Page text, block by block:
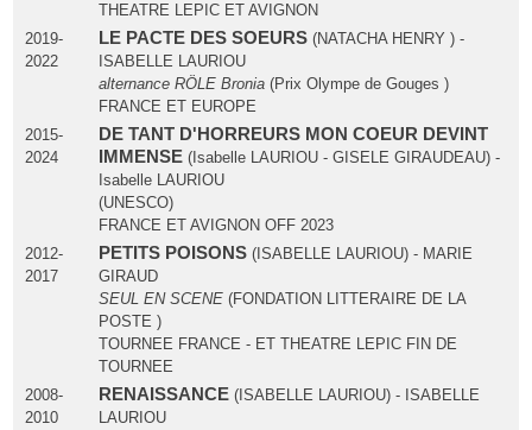
THEATRE LEPIC ET AVIGNON
2019-
2022
LE PACTE DES SOEURS(NATACHA HENRY ) -
ISABELLE LAURIOU
alternance RÖLE Bronia(Prix Olympe de Gouges )
FRANCE ET EUROPE
2015-
2024
DE TANT D'HORREURS MON COEUR DEVINT
IMMENSE(Isabelle LAURIOU - GISELE GIRAUDEAU) -
Isabelle LAURIOU
(UNESCO)
FRANCE ET AVIGNON OFF 2023
2012-
2017
PETITS POISONS(ISABELLE LAURIOU) - MARIE
GIRAUD
SEUL EN SCENE(FONDATION LITTERAIRE DE LA
POSTE )
TOURNEE FRANCE - ET THEATRE LEPIC FIN DE
TOURNEE
2008-
2010
RENAISSANCE(ISABELLE LAURIOU) - ISABELLE
LAURIOU